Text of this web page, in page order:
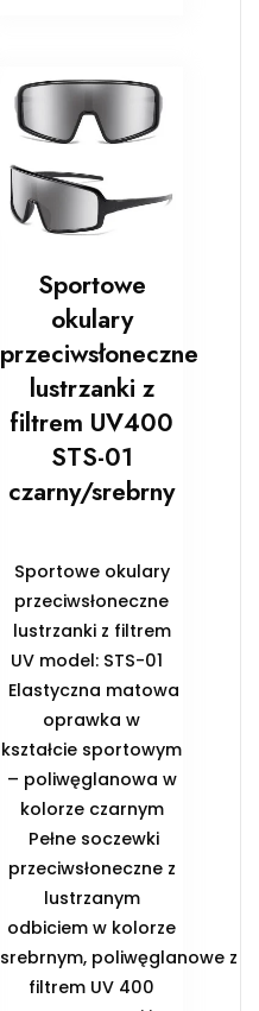
Sportowe
okulary
przeciwsłoneczne
lustrzanki z
filtrem UV400
STS-01
czarny/srebrny
Sportowe okulary
przeciwsłoneczne
lustrzanki z filtrem
UV model: STS-01
Elastyczna matowa
oprawka w
kształcie sportowym
– poliwęglanowa w
kolorze czarnym
Pełne soczewki
przeciwsłoneczne z
lustrzanym
odbiciem w kolorze
srebrnym, poliwęglanowe z
filtrem UV 400